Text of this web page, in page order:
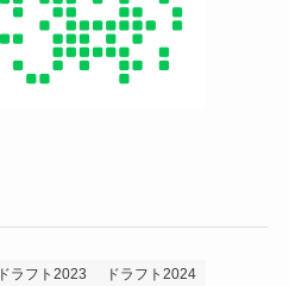
ドラフト2023 ドラフト2024